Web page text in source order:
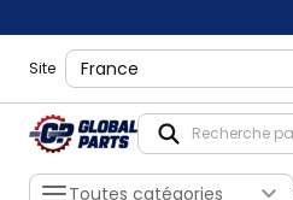
Site shippingLocation
Toutes catégories